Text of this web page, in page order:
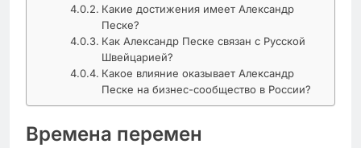
Какие достижения имеет Александр
Песке?
Как Александр Песке связан с Русской
Швейцарией?
Какое влияние оказывает Александр
Песке на бизнес-сообщество в России?
Времена перемен